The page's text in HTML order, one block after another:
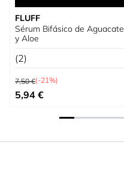
FLUFF
Sérum Bifásico de Aguacate
y Aloe
(2)
Precio habitual
7,50 €(-21%)
Precio especial
5,94 €